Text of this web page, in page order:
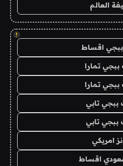
العالم
!
اقساط
تمارا
تمارا
تابي
تابي
امريكي
اقساط